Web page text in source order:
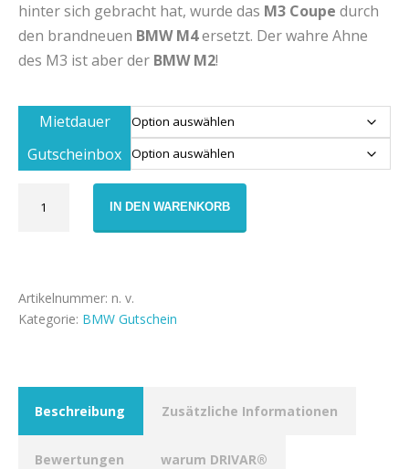
hinter sich gebracht hat, wurde das M3 Coupe durch
den brandneuen BMW M4ersetzt. Der wahre Ahne
des M3 ist aber der BMW M2!
Mietdauer
Gutscheinbox
BMW
IN DEN WARENKORB
Artikelnummer: n. v.
Kategorie: BMW Gutschein
Beschreibung Zusätzliche Informationen
Bewertungen warum DRIVAR®